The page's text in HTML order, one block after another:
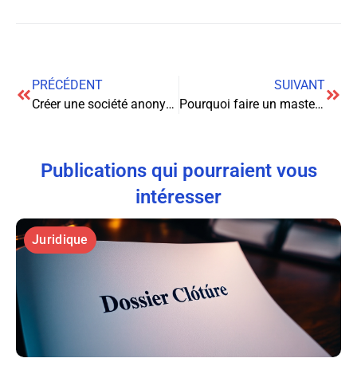
PRÉCÉDENT
Créer une société anonyme : guide complet pour réussir sa création
SUIVANT
Pourquoi faire un master de droit dans une école de droit de référence ?
Publications qui pourraient vous
intéresser
Juridique